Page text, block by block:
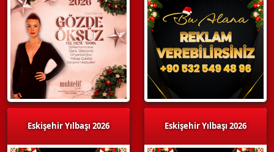
Eskişehir Yılbaşı 2026 Eskişehir Yılbaşı 2026